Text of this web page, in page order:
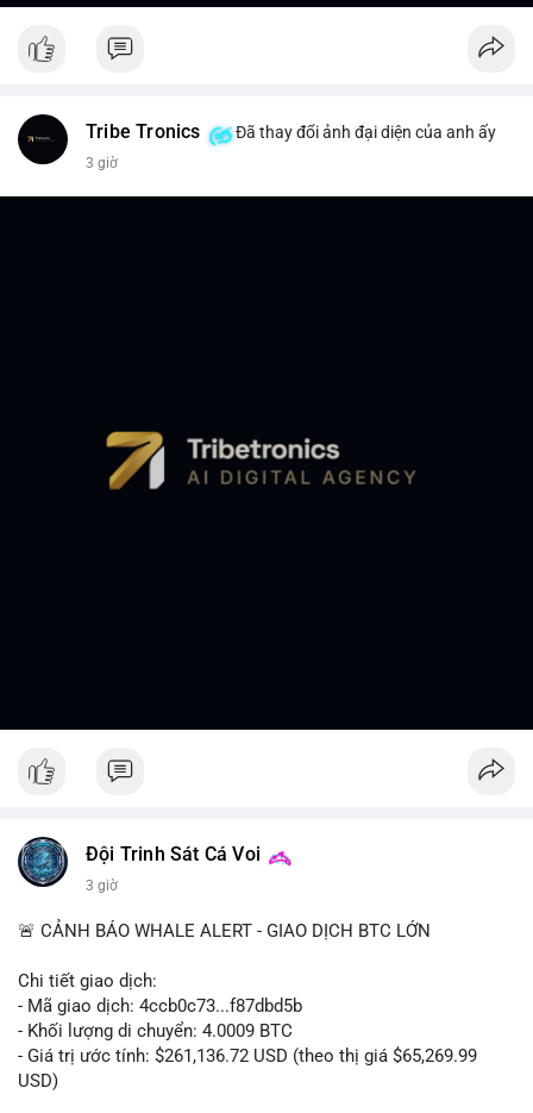
Tribe Tronics Đã thay đổi ảnh đại diện của anh ấy
3 giờ
Đội Trinh Sát Cá Voi
3 giờ
🚨 CẢNH BÁO WHALE ALERT - GIAO DỊCH BTC LỚN
Chi tiết giao dịch:
- Mã giao dịch: 4ccb0c73...f87dbd5b
- Khối lượng di chuyển: 4.0009 BTC
- Giá trị ước tính: $261,136.72 USD (theo thị giá $65,269.99
USD)